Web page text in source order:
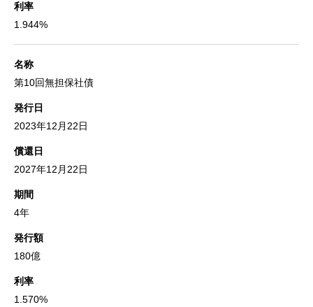
利率
1.944%
名称
第10回無担保社債
発行日
2023年12月22日
償還日
2027年12月22日
期間
4年
発行額
180億
利率
1.570%